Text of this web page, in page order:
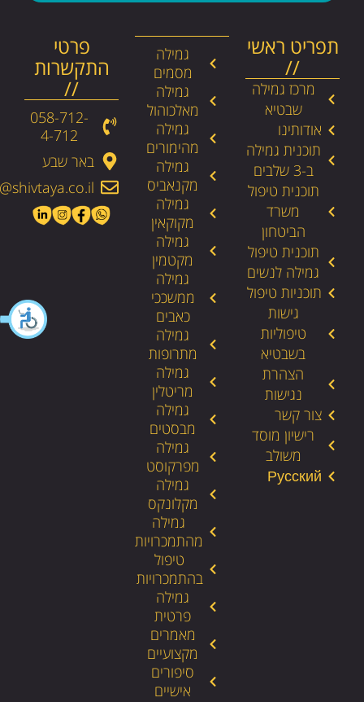
תפריט ראשי
//
מרכז גמילה
שבטיא
אודותינו
תוכנית גמילה
ב-3 שלבים
תוכנית טיפול
משרד
הביטחון
תוכנית טיפול
גמילה לנשים
תוכניות טיפול
גישות
טיפוליות
בשבטיא
הצהרת
נגישות
צור קשר
רישיון מוסד
משולב
גמילה
מסמים
גמילה
מאלכוהול
גמילה
מהימורים
גמילה
מקנאביס
גמילה
מקוקאין
גמילה
מקטמין
גמילה
ממשככי
כאבים
גמילה
מתרופות
גמילה
מריטלין
גמילה
מבסטים
גמילה
מפרקוסט
גמילה
מקלונקס
גמילה
מהתמכרויות
טיפול
בהתמכרויות
גמילה
פרטית
מאמרים
מקצועיים
סיפורים
אישיים
פרטי
התקשרות
//
058-712-
4-712​
באר שבע